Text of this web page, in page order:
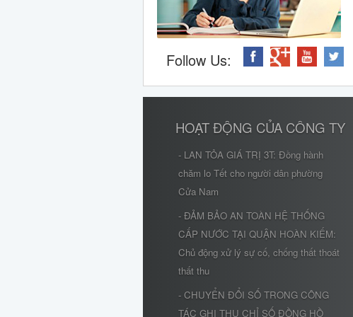
Follow Us:
HOẠT ĐỘNG CỦA CÔNG TY
- LAN TỎA GIÁ TRỊ 3T: Đồng hành
chăm lo Tết cho người dân phường
Cửa Nam
- ĐẢM BẢO AN TOÀN HỆ THỐNG
CẤP NƯỚC TẠI QUẬN HOÀN KIẾM:
Chủ động xử lý sự cố, chống thất thoát
thất thu
- CHUYỂN ĐỔI SỐ TRONG CÔNG
TÁC GHI THU CHỈ SỐ ĐỒNG HỒ